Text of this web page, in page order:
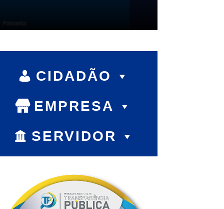
CIDADÃO
EMPRESA
SERVIDOR